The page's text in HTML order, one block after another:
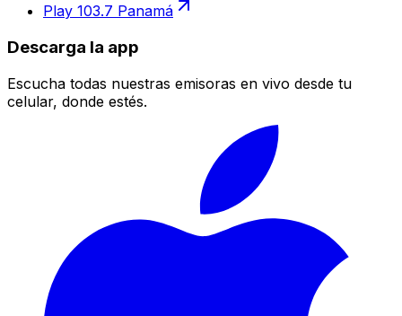
Play 103.7 Panamá
Descarga la app
Escucha todas nuestras emisoras en vivo desde tu
celular, donde estés.